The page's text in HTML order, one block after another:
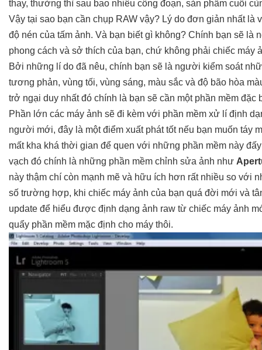
thay, thường thì sau bao nhiêu công đoạn, sản phẩm cuối
Vậy tại sao bạn cần chụp RAW vậy? Lý do đơn giản nhất là
độ nén của tấm ảnh. Và bạn biết gì không? Chính bạn sẽ
phong cách và sở thích của bạn, chứ không phải chiếc máy
Bởi những lí do đã nêu, chính bạn sẽ là người kiểm soát
tương phản, vùng tối, vùng sáng, màu sắc và độ bão hòa
trở ngại duy nhất đó chính là bạn sẽ cần một phần mềm
Phần lớn các máy ảnh sẽ đi kèm với phần mềm xử lí định
người mới, đây là một điểm xuất phát tốt nếu bạn muốn táy
mất kha khá thời gian để quen với những phần mềm này
vạch đó chính là những phần mềm chỉnh sửa ảnh như
này thậm chí còn mạnh mẽ và hữu ích hơn rất nhiều so với
số trường hợp, khi chiếc máy ảnh của bạn quá đời mới và
update để hiểu được định dạng ảnh raw từ chiếc máy ảnh
quẩy phần mềm mặc định cho máy thôi.